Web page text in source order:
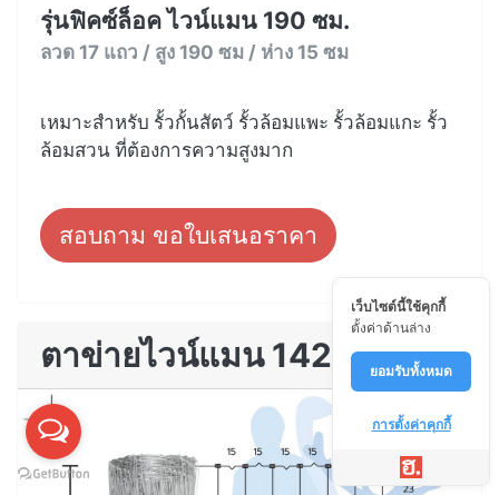
รุ่นฟิคซ์ล็อค ไวน์แมน 190 ซม.
ลวด 17 แถว / สูง 190 ซม / ห่าง 15 ซม
เหมาะสำหรับ รั้วกั้นสัตว์ รั้วล้อมแพะ รั้วล้อมแกะ รั้ว
ล้อมสวน ที่ต้องการความสูงมาก
สอบถาม ขอใบเสนอราคา
ตาข่ายไวน์แมน 142
เว็บไซต์นี้ใช้คุกกี้
ตั้งค่าด้านล่าง
ยอมรับทั้งหมด
การตั้งค่าคุกกี้